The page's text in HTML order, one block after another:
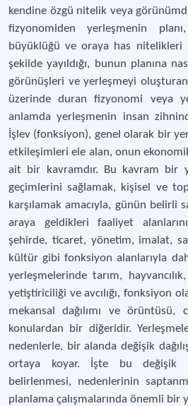
kendine özgü nitelik veya
fizyonomiden yerleşmenin
büyüklüğü ve oraya has nitelikleri
şekilde yayıldığı, bunun planına
görünüşleri ve yerleşmeyi
üzerinde duran fizyonomi veya
anlamda yerleşmenin insan
İşlev (fonksiyon), genel olarak bir
etkileşimleri ele alan, onun
ait bir kavramdır. Bu kavram bir
geçimlerini sağlamak, kişisel ve
karşılamak amacıyla, günün belirli
araya geldikleri faaliyet
şehirde, ticaret, yönetim, imalat,
kültür gibi fonksiyon alanlarıyla
yerleşmelerinde tarım,
yetiştiriciliği ve avcılığı, fonksiyon
mekansal dağılımı ve örüntüsü,
konulardan bir diğeridir.
nedenlerle, bir alanda değişik
ortaya koyar. İşte bu değişik
belirlenmesi, nedenlerinin
planlama çalışmalarında önemli bir